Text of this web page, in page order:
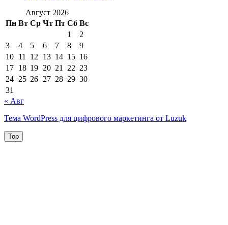
Август 2026
Пн Вт Ср Чт Пт Сб Вс
1
2
3
4 5 6 7 8
9
10 11 12 13 14 15 16
17 18 19 20 21 22 23
24 25 26 27 28 29 30
31
« Авг
Тема WordPress для цифрового маркетинга от Luzuk
Top